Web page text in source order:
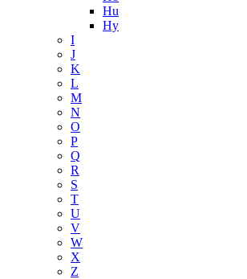
Hu
Hy
I
J
K
L
M
N
O
P
Q
R
S
T
U
V
W
X
Z